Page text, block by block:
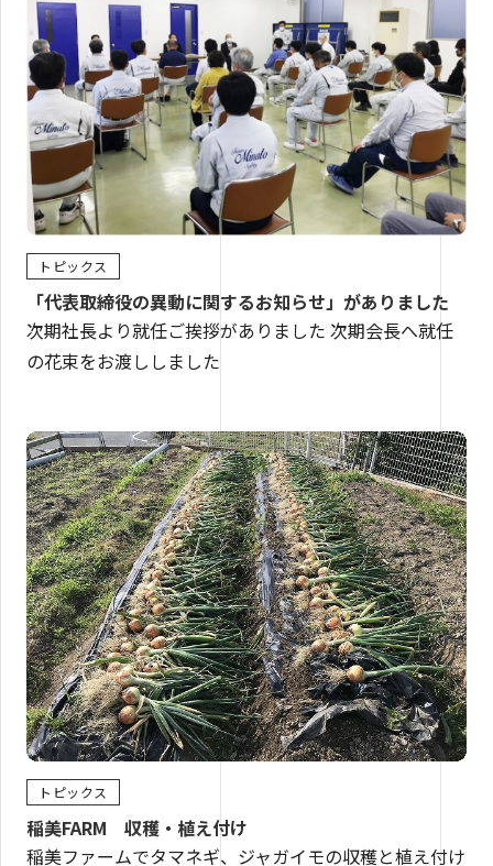
トピックス
「代表取締役の異動に関するお知らせ」がありました
次期社長より就任ご挨拶がありました 次期会長へ就任
の花束をお渡ししました
トピックス
稲美FARM 収穫・植え付け
稲美ファームでタマネギ、ジャガイモの収穫と植え付け